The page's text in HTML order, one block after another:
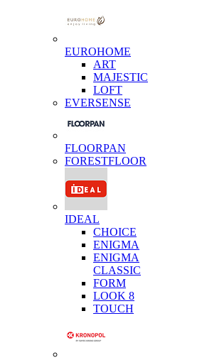
EUROHOME
ART
MAJESTIC
LOFT
EVERSENSE
FLOORPAN
FORESTFLOOR
IDEAL
CHOICE
ENIGMA
ENIGMA
CLASSIC
FORM
LOOK 8
TOUCH